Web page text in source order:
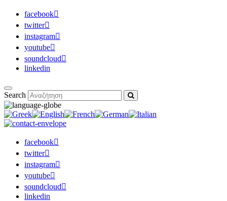
facebook
twitter
instagram
youtube
soundcloud
linkedin
Search
facebook
twitter
instagram
youtube
soundcloud
linkedin